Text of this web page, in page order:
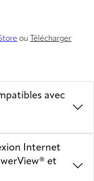
ou Télécharger
avec
Internet
et